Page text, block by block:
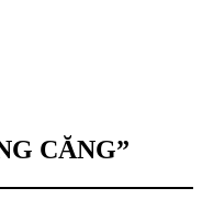
CĂNG”